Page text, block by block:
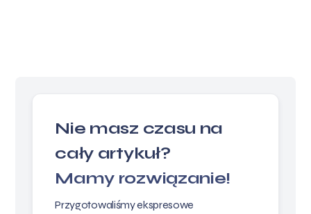
Nie masz czasu na
cały artykuł?
Mamy rozwiązanie!
Przygotowaliśmy ekspresowe